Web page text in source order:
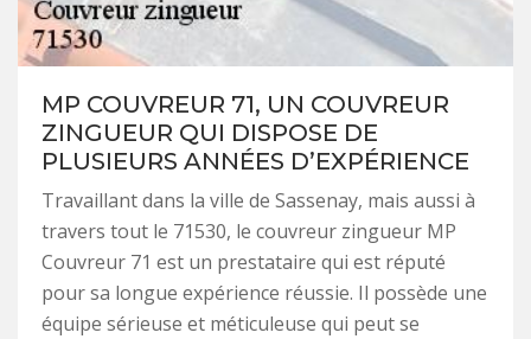
MP COUVREUR 71, UN COUVREUR
ZINGUEUR QUI DISPOSE DE
PLUSIEURS ANNÉES D’EXPÉRIENCE
Travaillant dans la ville de Sassenay, mais aussi à
travers tout le 71530, le couvreur zingueur MP
Couvreur 71 est un prestataire qui est réputé
pour sa longue expérience réussie. Il possède une
équipe sérieuse et méticuleuse qui peut se